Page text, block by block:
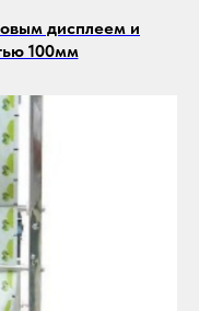
дисплеем и
100мм